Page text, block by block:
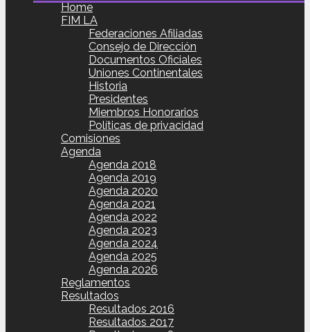
Home
FIM LA
Federaciones Afiliadas
Consejo de Dirección
Documentos Oficiales
Uniones Continentales
Historia
Presidentes
Miembros Honorarios
Políticas de privacidad
Comisiones
Agenda
Agenda 2018
Agenda 2019
Agenda 2020
Agenda 2021
Agenda 2022
Agenda 2023
Agenda 2024
Agenda 2025
Agenda 2026
Reglamentos
Resultados
Resultados 2016
Resultados 2017